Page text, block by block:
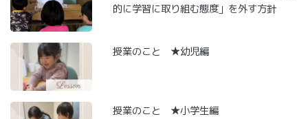
的に学習に取り組む態度」を外す方針
授業のこと ★幼児編
授業のこと ★小学生編